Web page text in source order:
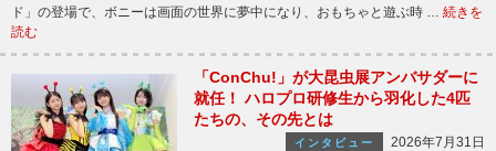
ド」の登場で、ボニーは画面の世界に夢中になり、おもちゃと遊ぶ時 … 続きを
読む
「ConChu!」が大昆虫展アンバサダーに
就任！ ハロプロ研修生から羽化した4匹
たちの、その先とは
インタビュー
2026年7月31日